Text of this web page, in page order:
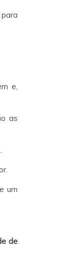
e,
as
um
de